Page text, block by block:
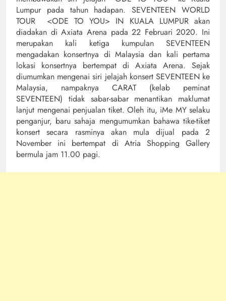
Lumpur pada tahun hadapan. SEVENTEEN WORLD
TOUR <ODE TO YOU> IN KUALA LUMPUR akan
diadakan di Axiata Arena pada 22 Februari 2020. Ini
merupakan kali ketiga kumpulan SEVENTEEN
mengadakan konsertnya di Malaysia dan kali pertama
lokasi konsertnya bertempat di Axiata Arena. Sejak
diumumkan mengenai siri jelajah konsert SEVENTEEN ke
Malaysia, nampaknya CARAT (kelab peminat
SEVENTEEN) tidak sabar-sabar menantikan maklumat
lanjut mengenai penjualan tiket. Oleh itu, iMe MY selaku
penganjur, baru sahaja mengumumkan bahawa tike-tiket
konsert secara rasminya akan mula dijual pada 2
November ini bertempat di Atria Shopping Gallery
bermula jam 11.00 pagi.